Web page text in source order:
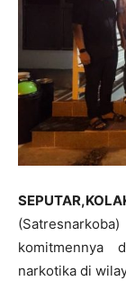
komitmennya
narkotika di